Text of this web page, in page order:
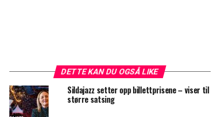
DETTE KAN DU OGSÅ LIKE
Sildajazz setter opp billettprisene – viser til
større satsing